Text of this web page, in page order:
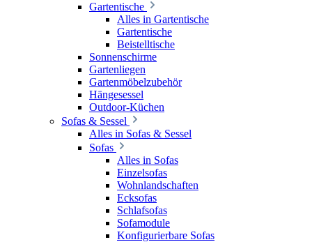
Gartentische
Alles in Gartentische
Gartentische
Beistelltische
Sonnenschirme
Gartenliegen
Gartenmöbelzubehör
Hängesessel
Outdoor-Küchen
Sofas & Sessel
Alles in Sofas & Sessel
Sofas
Alles in Sofas
Einzelsofas
Wohnlandschaften
Ecksofas
Schlafsofas
Sofamodule
Konfigurierbare Sofas